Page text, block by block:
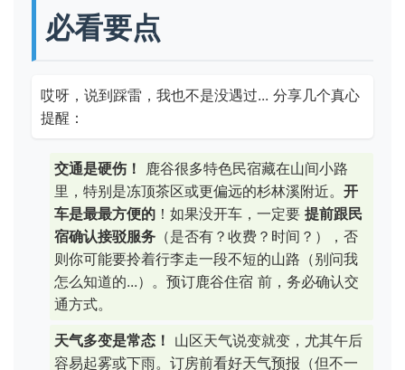
必看要点
哎呀，说到踩雷，我也不是没遇过... 分享几个真心
提醒：
交通是硬伤！
鹿谷很多特色民宿藏在山间小路
里，特别是冻顶茶区或更偏远的杉林溪附近。 开
车是最最方便的 ！如果没开车，一定要 提前跟民
宿确认接驳服务 （是否有？收费？时间？），否
则你可能要拎着行李走一段不短的山路（别问我
怎么知道的...）。预订鹿谷住宿 前，务必确认交
通方式。
天气多变是常态！ 山区天气说变就变，尤其午后
容易起雾或下雨。订房前看好天气预报（但不一